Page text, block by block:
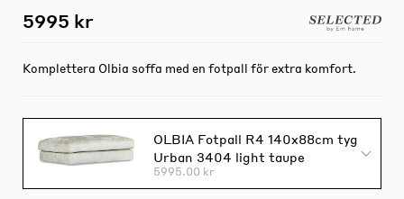
5995 kr
Komplettera Olbia soffa med en fotpall för extra komfort.
OLBIA Fotpall R4 140x88cm tyg
Urban 3404 light taupe
5995.00 kr